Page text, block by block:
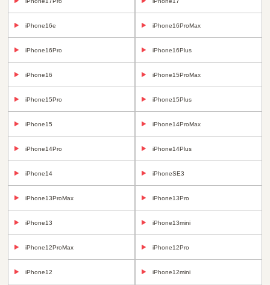
iPhone16e iPhone16ProMax
iPhone16Pro iPhone16Plus
iPhone16 iPhone15ProMax
iPhone15Pro iPhone15Plus
iPhone15 iPhone14ProMax
iPhone14Pro iPhone14Plus
iPhone14 iPhoneSE3
iPhone13ProMax iPhone13Pro
iPhone13 iPhone13mini
iPhone12ProMax iPhone12Pro
iPhone12 iPhone12mini